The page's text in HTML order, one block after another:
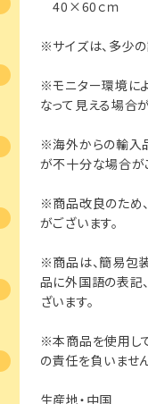
40×60ｃｍ
※サイズは、多少
※モニター環境に
なって見える場合
※海外からの輸入
が不十分な場合が
※商品改良のため
がございます。
※商品は、簡易包
品に外国語の表記
ざいます。
※本商品を使用し
の責任を負いませ
生産地・中国